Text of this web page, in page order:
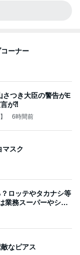
ーナー
つき大臣の警告がE
が⁈
6時間前
スク
ロッテやタカナシ等
業務スーパーやシャ
なピアス